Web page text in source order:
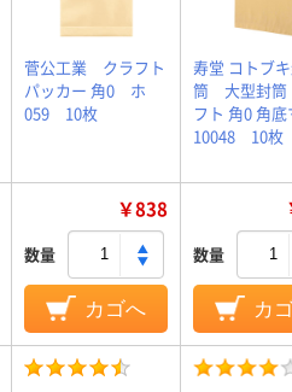
菅公工業 クラフト
パッカー 角0 ホ
059 10枚
寿堂 コトブ
筒 大型封筒
フト 角0 角
10048 10枚
￥838
数量
カゴへ
数量
カ